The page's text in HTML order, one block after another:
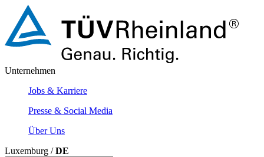
Unternehmen
Jobs & Karriere
Presse & Social Media
Über Uns
Luxemburg /DE